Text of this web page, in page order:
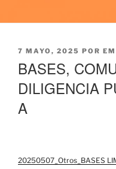
PUBLICADO
7 MAYO, 2025 POR
BASES,
DILIGENCIA
A
20250507_Otros_BASES